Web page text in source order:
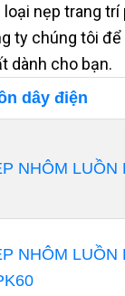
nẹp trang trí
ty chúng tôi
dành cho bạn.
dây điện
NHÔM
NHÔM LUỒN